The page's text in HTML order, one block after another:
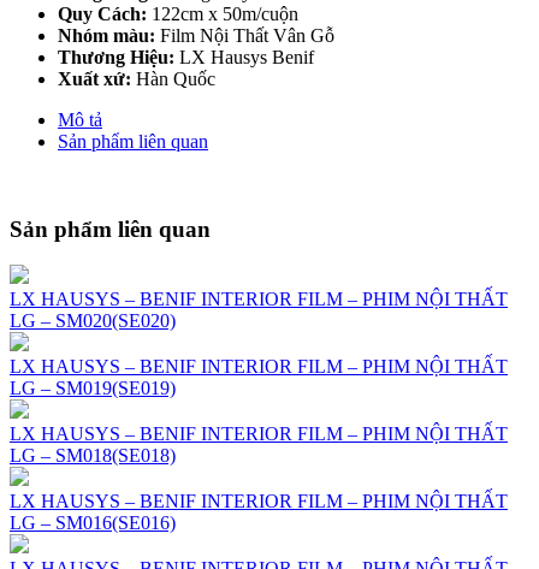
Quy Cách: 122cm x 50m/cuộn
Nhóm màu: Film Nội Thất Vân Gỗ
Thương Hiệu: LX Hausys Benif
Xuất xứ: Hàn Quốc
Mô tả
Sản phẩm liên quan
Sản phẩm liên quan
LX HAUSYS – BENIF INTERIOR FILM – PHIM NỘI THẤT
LG – SM020(SE020)
LX HAUSYS – BENIF INTERIOR FILM – PHIM NỘI THẤT
LG – SM019(SE019)
LX HAUSYS – BENIF INTERIOR FILM – PHIM NỘI THẤT
LG – SM018(SE018)
LX HAUSYS – BENIF INTERIOR FILM – PHIM NỘI THẤT
LG – SM016(SE016)